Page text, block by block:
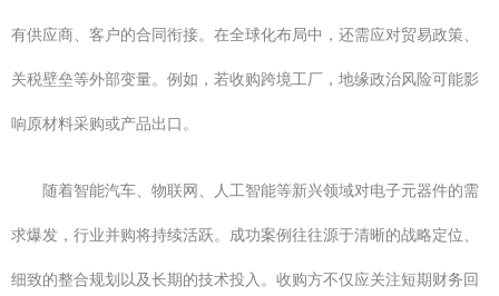
有供应商、客户的合同衔接。在全球化布局中，还需应对贸易政策、
关税壁垒等外部变量。例如，若收购跨境工厂，地缘政治风险可能影
响原材料采购或产品出口。
随着智能汽车、物联网、人工智能等新兴领域对电子元器件的需
求爆发，行业并购将持续活跃。成功案例往往源于清晰的战略定位、
细致的整合规划以及长期的技术投入。收购方不仅应关注短期财务回